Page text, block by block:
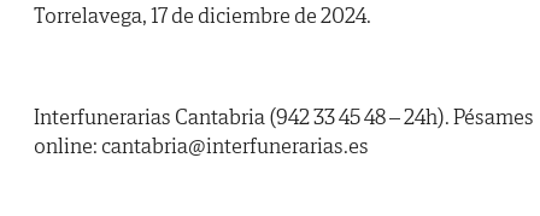
Torrelavega, 17 de diciembre de 2024.
Interfunerarias Cantabria (942 33 45 48 – 24h). Pésames
online: cantabria@interfunerarias.es